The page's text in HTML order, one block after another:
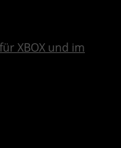
XBOX und im